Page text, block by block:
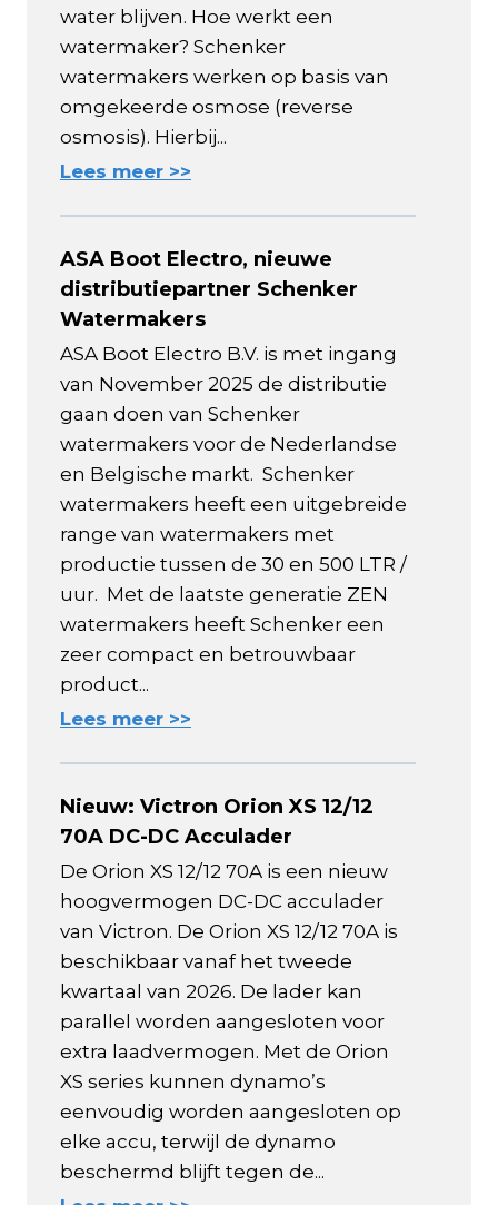
water blijven. Hoe werkt een
watermaker? Schenker
watermakers werken op basis van
omgekeerde osmose (reverse
osmosis). Hierbij...
Lees meer >>
ASA Boot Electro, nieuwe
distributiepartner Schenker
Watermakers
ASA Boot Electro B.V. is met ingang
van November 2025 de distributie
gaan doen van Schenker
watermakers voor de Nederlandse
en Belgische markt. Schenker
watermakers heeft een uitgebreide
range van watermakers met
productie tussen de 30 en 500 LTR /
uur. Met de laatste generatie ZEN
watermakers heeft Schenker een
zeer compact en betrouwbaar
product...
Lees meer >>
Nieuw: Victron Orion XS 12/12
70A DC-DC Acculader
De Orion XS 12/12 70A is een nieuw
hoogvermogen DC-DC acculader
van Victron. De Orion XS 12/12 70A is
beschikbaar vanaf het tweede
kwartaal van 2026. De lader kan
parallel worden aangesloten voor
extra laadvermogen. Met de Orion
XS series kunnen dynamo’s
eenvoudig worden aangesloten op
elke accu, terwijl de dynamo
beschermd blijft tegen de...